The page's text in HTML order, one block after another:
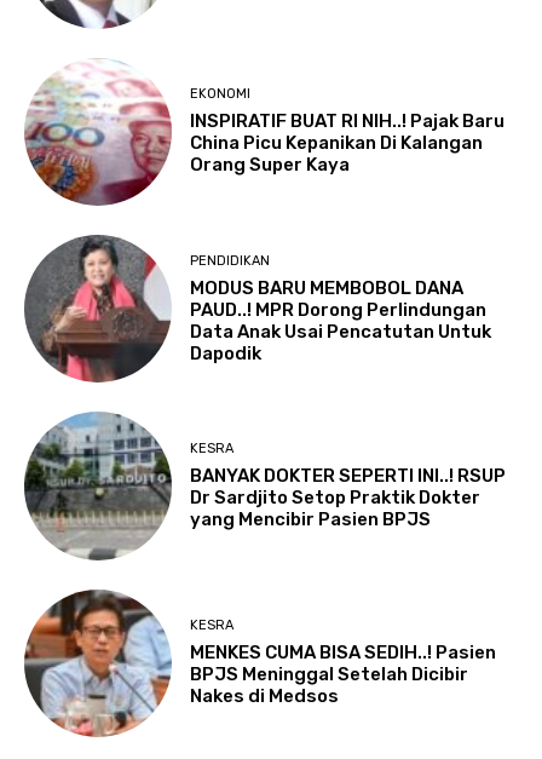
EKONOMI
INSPIRATIF BUAT RI NIH..! Pajak Baru
China Picu Kepanikan Di Kalangan
Orang Super Kaya
PENDIDIKAN
MODUS BARU MEMBOBOL DANA
PAUD..! MPR Dorong Perlindungan
Data Anak Usai Pencatutan Untuk
Dapodik
KESRA
BANYAK DOKTER SEPERTI INI..! RSUP
Dr Sardjito Setop Praktik Dokter
yang Mencibir Pasien BPJS
KESRA
MENKES CUMA BISA SEDIH..! Pasien
BPJS Meninggal Setelah Dicibir
Nakes di Medsos